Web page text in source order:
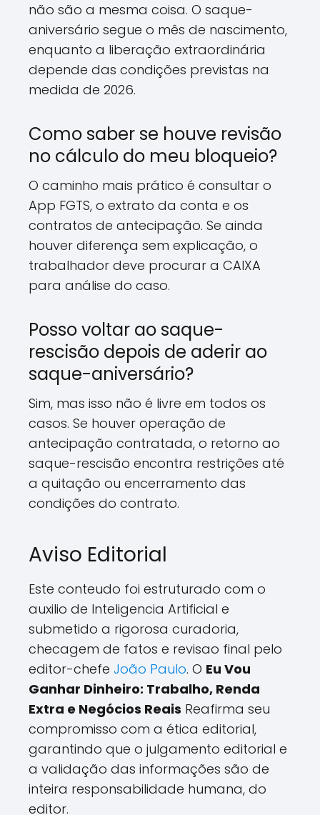
não são a mesma coisa. O saque-
aniversário segue o mês de nascimento,
enquanto a liberação extraordinária
depende das condições previstas na
medida de 2026.
Como saber se houve revisão
no cálculo do meu bloqueio?
O caminho mais prático é consultar o
App FGTS, o extrato da conta e os
contratos de antecipação. Se ainda
houver diferença sem explicação, o
trabalhador deve procurar a CAIXA
para análise do caso.
Posso voltar ao saque-
rescisão depois de aderir ao
saque-aniversário?
Sim, mas isso não é livre em todos os
casos. Se houver operação de
antecipação contratada, o retorno ao
saque-rescisão encontra restrições até
a quitação ou encerramento das
condições do contrato.
Aviso Editorial
Este conteudo foi estruturado com o
auxilio de Inteligencia Artificial e
submetido a rigorosa curadoria,
checagem de fatos e revisao final pelo
editor-chefe João Paulo. O Eu Vou
Ganhar Dinheiro: Trabalho, Renda
Extra e Negócios Reais Reafirma seu
compromisso com a ética editorial,
garantindo que o julgamento editorial e
a validação das informações são de
inteira responsabilidade humana, do
editor.